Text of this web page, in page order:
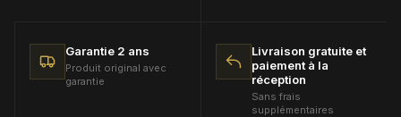
Garantie 2 ans
Produit original avec
garantie
Livraison gratuite et
paiement à la
réception
Sans frais
supplémentaires